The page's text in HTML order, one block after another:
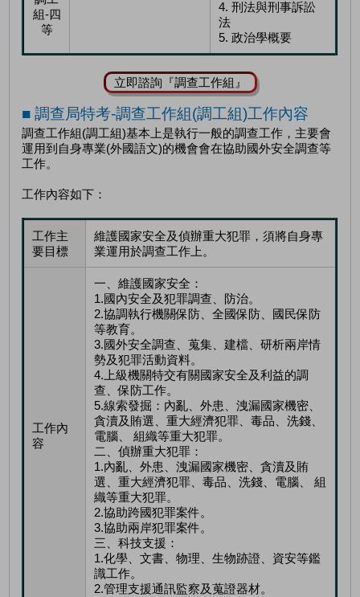
組-四
等
4. 刑法與刑事訴訟
法
5. 政治學概要
立即諮詢『調查工作組』
■ 調查局特考-調查工作組(調工組)工作內容
調查工作組(調工組)基本上是執行一般的調查工作，主要會
運用到自身專業(外國語文)的機會會在協助國外安全調查等
工作。
工作內容如下：
工作主
要目標
維護國家安全及偵辦重大犯罪，須將自身專
業運用於調查工作上。
工作內
容
一、維護國家安全：
1.國內安全及犯罪調查、防治。
2.協調執行機關保防、全國保防、國民保防
等教育。
3.國外安全調查、蒐集、建檔、研析兩岸情
勢及犯罪活動資料。
4.上級機關特交有關國家安全及利益的調
查、保防工作。
5.線索發掘：內亂、外患、洩漏國家機密、
貪瀆及賄選、重大經濟犯罪、毒品、洗錢、
電腦、 組織等重大犯罪。
二、偵辦重大犯罪：
1.內亂、外患、洩漏國家機密、貪瀆及賄
選、重大經濟犯罪、毒品、洗錢、電腦、 組
織等重大犯罪。
2.協助跨國犯罪案件。
3.協助兩岸犯罪案件。
三、科技支援：
1.化學、文書、物理、生物跡證、資安等鑑
識工作。
2.管理支援通訊監察及蒐證器材。